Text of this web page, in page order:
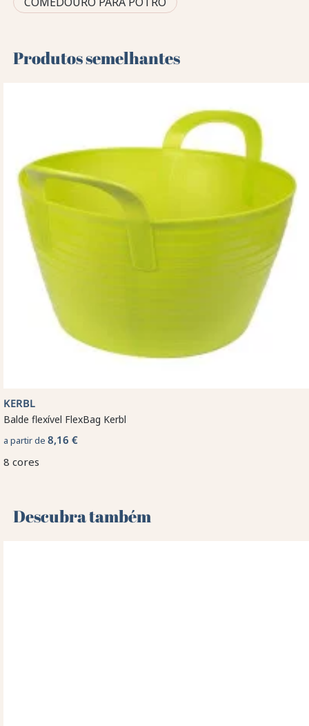
Produtos semelhantes
KERBL
Balde flexível FlexBag Kerbl
a partir de 8,16 €
8 cores
Descubra também 🌻